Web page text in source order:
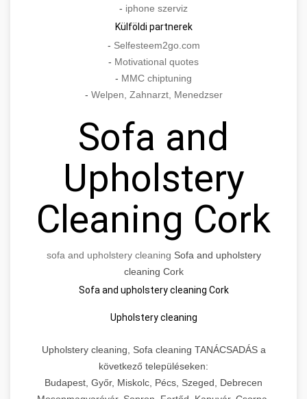
- iphone szerviz
Külföldi partnerek
- Selfesteem2go.com
- Motivational quotes
- MMC chiptuning
- Welpen, Zahnarzt, Menedzser
Sofa and
Upholstery
Cleaning Cork
sofa and upholstery cleaning Sofa and upholstery
cleaning Cork
Sofa and upholstery cleaning Cork
Upholstery cleaning
Upholstery cleaning, Sofa cleaning TANÁCSADÁS a
következő településeken:
Budapest, Győr, Miskolc, Pécs, Szeged, Debrecen